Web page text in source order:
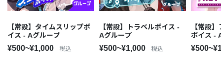
【常設】タイムスリップボ
イス - Aグループ
¥500~¥1,000 税込
【常設】トラベルボイス -
Aグループ
¥500~¥1,000 税込
【常設
ボイス -